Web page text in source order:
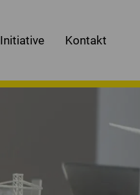
Initiative Kontakt